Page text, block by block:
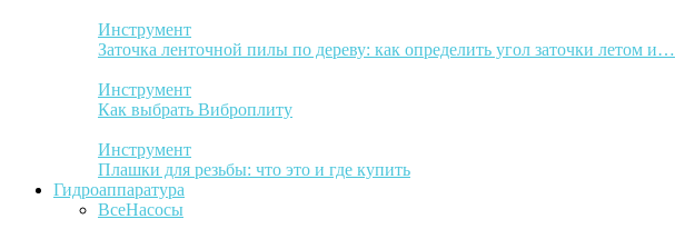
Инструмент
Заточка ленточной пилы по дереву: как определить угол заточки летом и…
Инструмент
Как выбрать Виброплиту
Инструмент
Плашки для резьбы: что это и где купить
Гидроаппаратура
ВсеНасосы